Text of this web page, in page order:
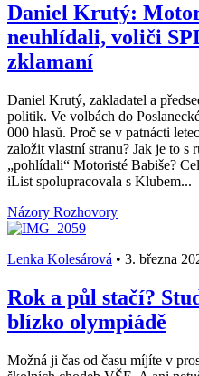
Daniel Krutý:
neuhlídali, voliči
zklamaní
Daniel Krutý, zakladatel a
politik. Ve volbách do
000 hlasů. Proč se v patnácti
založit vlastní stranu? Jak je to s
„pohlídali“ Motoristé Babiše?
iList spolupracovala s Klubem...
Názory Rozhovory
Lenka Kolesárová • 3. března
Rok a půl stačí?
blízko olympiádě
Možná ji čas od času míjíte v